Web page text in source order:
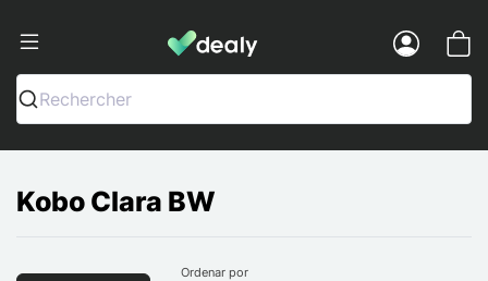
Dealy - Capas e acessórios para
Rechercher
Kobo Clara BW
Ordenar por